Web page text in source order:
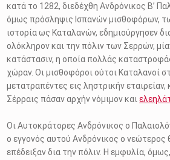
κατά το 1282, διεδέχθη Ανδρόνικος Β’
όμως πρόσληψις Ισπανών μισθοφόρων,
ιστορία ως Καταλανών, εδημιούργησεν
ολόκληρον και την πόλιν των Σερρών,
κατάστασιν, η οποία πολλάς
χώραν. Οι μισθοφόροι ούτοι Καταλανοί
μετατραπέντες εις ληστρικήν εταιρείαν,
Σέρραις πάσαν αρχήν νόμιμον και
Οι Αυτοκράτορες Ανδρόνικος ο
ο εγγονός αυτού Ανδρόνικος ο νεώτερος
επέδειξαν δια την πόλιν. Η εμφυλία,